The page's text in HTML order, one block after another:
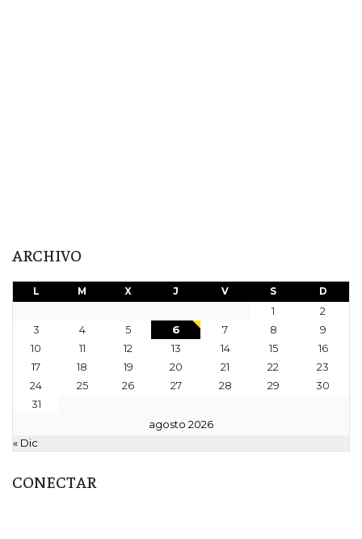
ARCHIVO
agosto 2026
L M X J V S D
1
2
3
4 5 6 7 8
9
10
11 12 13 14 15
16
17
18 19 20 21 22
23
24
25 26 27 28 29
30
31
« Dic
CONECTAR